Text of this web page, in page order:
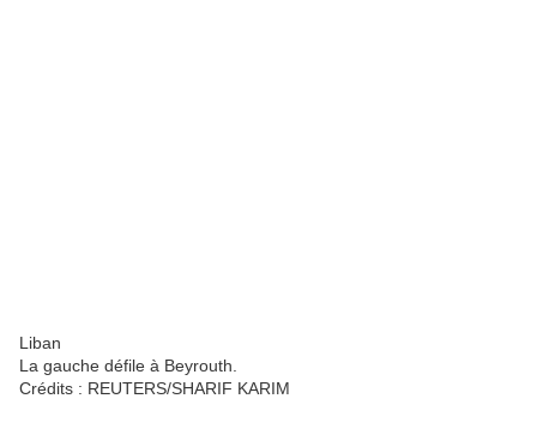
Liban
La gauche défile à Beyrouth.
Crédits : REUTERS/SHARIF KARIM